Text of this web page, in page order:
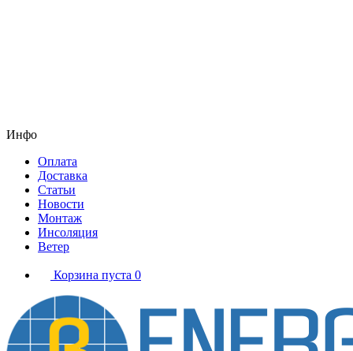
Инфо
Оплата
Доставка
Статьи
Новости
Монтаж
Инсоляция
Ветер
Корзина пуста 0